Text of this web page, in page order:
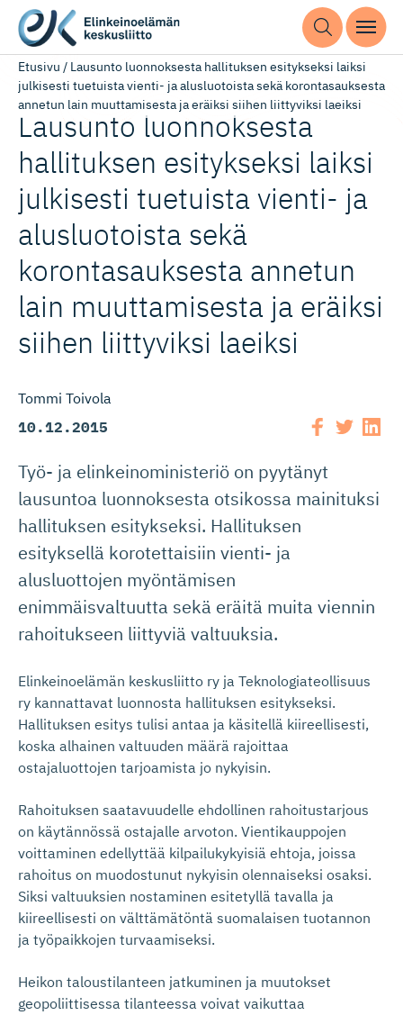
Etusivu / Lausunto luonnoksesta hallituksen esitykseksi laiksi
julkisesti tuetuista vienti- ja alusluotoista sekä korontasauksesta
annetun lain muuttamisesta ja eräiksi siihen liittyviksi laeiksi
Lausunto luonnoksesta
hallituksen esitykseksi laiksi
julkisesti tuetuista vienti- ja
alusluotoista sekä
korontasauksesta annetun
lain muuttamisesta ja eräiksi
siihen liittyviksi laeiksi
Tommi Toivola
10.12.2015
Työ- ja elinkeinoministeriö on pyytänyt
lausuntoa luonnoksesta otsikossa mainituksi
hallituksen esitykseksi. Hallituksen
esityksellä korotettaisiin vienti- ja
alusluottojen myöntämisen
enimmäisvaltuutta sekä eräitä muita viennin
rahoitukseen liittyviä valtuuksia.
Elinkeinoelämän keskusliitto ry ja Teknologiateollisuus
ry kannattavat luonnosta hallituksen esitykseksi.
Hallituksen esitys tulisi antaa ja käsitellä kiireellisesti,
koska alhainen valtuuden määrä rajoittaa
ostajaluottojen tarjoamista jo nykyisin.
Rahoituksen saatavuudelle ehdollinen rahoitustarjous
on käytännössä ostajalle arvoton. Vientikauppojen
voittaminen edellyttää kilpailukykyisiä ehtoja, joissa
rahoitus on muodostunut nykyisin olennaiseksi osaksi.
Siksi valtuuksien nostaminen esitetyllä tavalla ja
kiireellisesti on välttämätöntä suomalaisen tuotannon
ja työpaikkojen turvaamiseksi.
Heikon taloustilanteen jatkuminen ja muutokset
geopoliittisessa tilanteessa voivat vaikuttaa